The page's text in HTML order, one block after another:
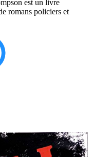
est un livre
romans policiers et